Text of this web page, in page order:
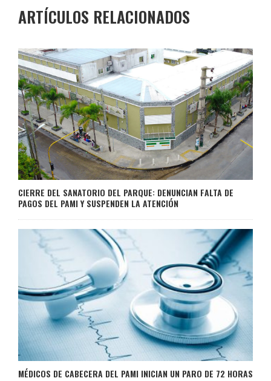
ARTÍCULOS RELACIONADOS
CIERRE DEL SANATORIO DEL PARQUE: DENUNCIAN FALTA DE
PAGOS DEL PAMI Y SUSPENDEN LA ATENCIÓN
MÉDICOS DE CABECERA DEL PAMI INICIAN UN PARO DE 72 HORAS